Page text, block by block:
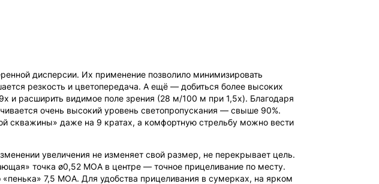
дисперсии. Их применение позволило минимизировать
резкость и цветопередача. А ещё — добиться более высоких
и расширить видимое поле зрения (28 м/100 м при 1,5x). Благодаря
очень высокий уровень светопропускания — свыше 90%.
скважины» даже на 9 кратах, а комфортную стрельбу можно вести
увеличения не изменяет свой размер, не перекрывает цель.
точка ø0,52 MOA в центре — точное прицеливание по месту.
7,5 MOA. Для удобства прицеливания в сумерках, на ярком